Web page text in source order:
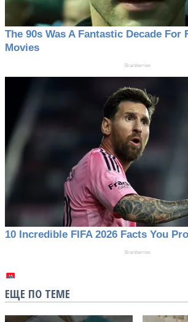
ЕЩЕ ПО ТЕМЕ